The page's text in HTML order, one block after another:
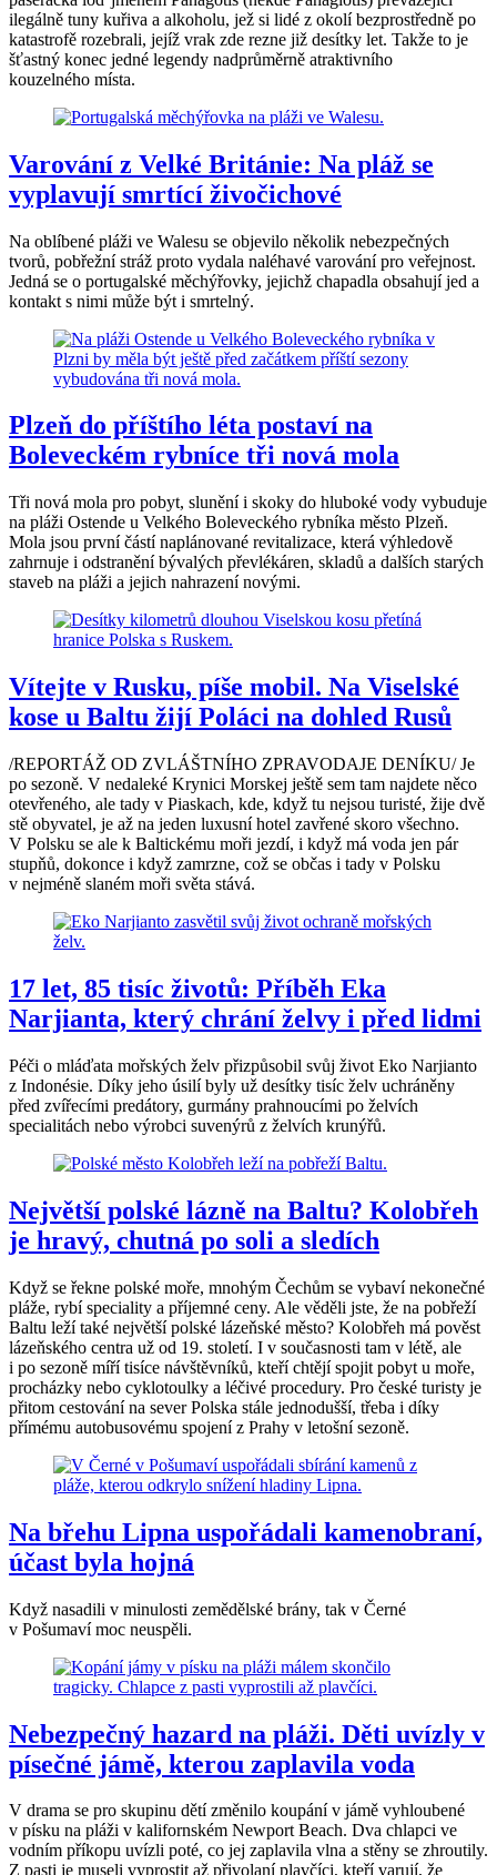
ilegálně tuny kuřiva a alkoholu, jež si lidé z okolí bezprostředně po
katastrofě rozebrali, jejíž vrak zde rezne již desítky let. Takže to je
šťastný konec jedné legendy nadprůměrně atraktivního
kouzelného místa.
Varování z Velké Británie: Na pláž se
vyplavují smrtící živočichové
Na oblíbené pláži ve Walesu se objevilo několik nebezpečných
tvorů, pobřežní stráž proto vydala naléhavé varování pro veřejnost.
Jedná se o portugalské měchýřovky, jejichž chapadla obsahují jed a
kontakt s nimi může být i smrtelný.
Plzeň do příštího léta postaví na
Boleveckém rybníce tři nová mola
Tři nová mola pro pobyt, slunění i skoky do hluboké vody vybuduje
na pláži Ostende u Velkého Boleveckého rybníka město Plzeň.
Mola jsou první částí naplánované revitalizace, která výhledově
zahrnuje i odstranění bývalých převlékáren, skladů a dalších starých
staveb na pláži a jejich nahrazení novými.
Vítejte v Rusku, píše mobil. Na Viselské
kose u Baltu žijí Poláci na dohled Rusů
/REPORTÁŽ OD ZVLÁŠTNÍHO ZPRAVODAJE DENÍKU/ Je
po sezoně. V nedaleké Krynici Morskej ještě sem tam najdete něco
otevřeného, ale tady v Piaskach, kde, když tu nejsou turisté, žije dvě
stě obyvatel, je až na jeden luxusní hotel zavřené skoro všechno.
V Polsku se ale k Baltickému moři jezdí, i když má voda jen pár
stupňů, dokonce i když zamrzne, což se občas i tady v Polsku
v nejméně slaném moři světa stává.
17 let, 85 tisíc životů: Příběh Eka
Narjianta, který chrání želvy i před lidmi
Péči o mláďata mořských želv přizpůsobil svůj život Eko Narjianto
z Indonésie. Díky jeho úsilí byly už desítky tisíc želv uchráněny
před zvířecími predátory, gurmány prahnoucími po želvích
specialitách nebo výrobci suvenýrů z želvích krunýřů.
Největší polské lázně na Baltu? Kolobřeh
je hravý, chutná po soli a sledích
Když se řekne polské moře, mnohým Čechům se vybaví nekonečné
pláže, rybí speciality a příjemné ceny. Ale věděli jste, že na pobřeží
Baltu leží také největší polské lázeňské město? Kolobřeh má pověst
lázeňského centra už od 19. století. I v současnosti tam v létě, ale
i po sezoně míří tisíce návštěvníků, kteří chtějí spojit pobyt u moře,
procházky nebo cyklotoulky a léčivé procedury. Pro české turisty je
přitom cestování na sever Polska stále jednodušší, třeba i díky
přímému autobusovému spojení z Prahy v letošní sezoně.
Na břehu Lipna uspořádali kamenobraní,
účast byla hojná
Když nasadili v minulosti zemědělské brány, tak v Černé
v Pošumaví moc neuspěli.
Nebezpečný hazard na pláži. Děti uvízly v
písečné jámě, kterou zaplavila voda
V drama se pro skupinu dětí změnilo koupání v jámě vyhloubené
v písku na pláži v kalifornském Newport Beach. Dva chlapci ve
vodním příkopu uvízli poté, co jej zaplavila vlna a stěny se zhroutily.
Z pasti je museli vyprostit až přivolaní plavčíci, kteří varují, že